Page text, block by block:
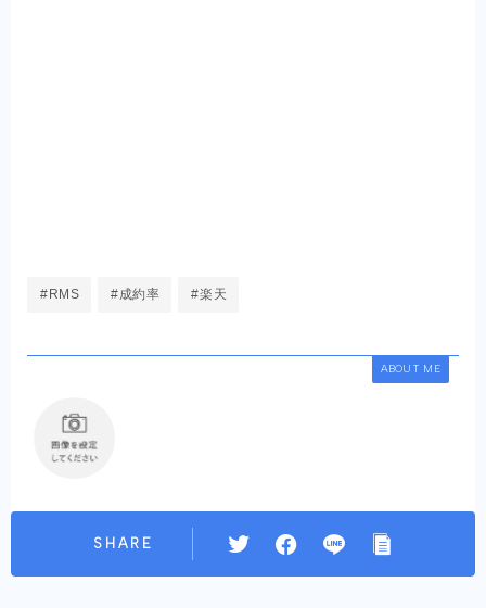
#RMS #成約率 #楽天
ABOUT ME
SHARE